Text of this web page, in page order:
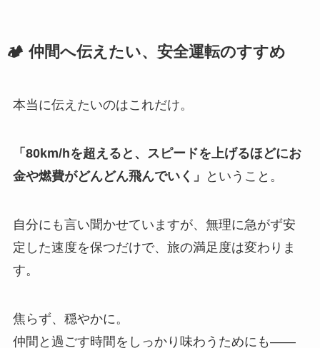
🏕️ 仲間へ伝えたい、安全運転のすすめ
本当に伝えたいのはこれだけ。
「80km/hを超えると、スピードを上げるほどにお
金や燃費がどんどん飛んでいく」
ということ。
自分にも言い聞かせていますが、無理に急がず安
定した速度を保つだけで、旅の満足度は変わりま
す。
焦らず、穏やかに。
仲間と過ごす時間をしっかり味わうためにも——